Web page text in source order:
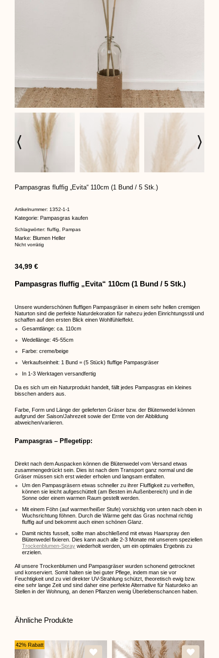
Pampasgras fluffig „Evita“ 110cm (1 Bund / 5 Stk.)
Artikelnummer: 1352-1-1
Kategorie: Pampasgras kaufen
Schlagwörter: fluffig, Pampas
Marke: Blumen Heller
Nicht vorrätig
34,99 €
Pampasgras fluffig „Evita“ 110cm (1 Bund / 5 Stk.)
Unsere wunderschönen fluffigen Pampasgräser in einem sehr hellen cremigen
Naturton sind die perfekte Naturdekoration für nahezu jeden Einrichtungsstil und
schaffen auf den ersten Blick einen Wohlfühleffekt.
Gesamtlänge: ca. 110cm
Wedellänge: 45-55cm
Farbe: creme/beige
Verkaufseinheit: 1 Bund = (5 Stück) fluffige Pampasgräser
In 1-3 Werktagen versandfertig
Da es sich um ein Naturprodukt handelt, fällt jedes Pampasgras ein kleines
bisschen anders aus.
Farbe, Form und Länge der gelieferten Gräser bzw. der Blütenwedel können
aufgrund der Saison/Jahrezeit sowie der Ernte von der Abbildung
abweichen/variieren.
Pampasgras – Pflegetipp:
Direkt nach dem Auspacken können die Blütenwedel vom Versand etwas
zusammengedrückt sein. Dies ist nach dem Transport ganz normal und die
Gräser müssen sich erst wieder erholen und langsam entfalten.
Um den Pampasgräsern etwas schneller zu ihrer Fluffigkeit zu verhelfen,
können sie leicht aufgeschüttelt (am Besten im Außenbereich) und in die
Sonne oder einem warmen Raum gestellt werden.
Mit einem Föhn (auf warmer/heißer Stufe) vorsichtig von unten nach oben in
Wuchsrichtung föhnen. Durch die Wärme geht das Gras nochmal richtig
fluffig auf und bekommt auch einen schönen Glanz.
Damit nichts fusselt, sollte man abschließend mit etwas Haarspray den
Blütenwedel fixieren. Dies kann auch alle 2-3 Monate mit unserem speziellen
Trockenblumen-Spray wiederholt werden, um ein optimales Ergebnis zu
erzielen.
All unsere Trockenblumen und Pampasgräser wurden schonend getrocknet
und konserviert. Somit halten sie bei guter Pflege, indem man sie vor
Feuchtigkeit und zu viel direkter UV-Strahlung schützt, theoretisch ewig bzw.
eine sehr lange Zeit und sind daher eine perfekte Alternative für Naturdeko an
Stellen in der Wohnung, an denen Pflanzen wenig Überlebenschancen haben.
Ähnliche Produkte
42% Rabatt